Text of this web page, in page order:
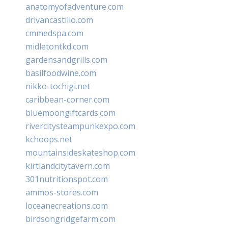
anatomyofadventure.com
drivancastillo.com
cmmedspa.com
midletontkd.com
gardensandgrills.com
basilfoodwine.com
nikko-tochigi.net
caribbean-corner.com
bluemoongiftcards.com
rivercitysteampunkexpo.com
kchoops.net
mountainsideskateshop.com
kirtlandcitytavern.com
301nutritionspot.com
ammos-stores.com
loceanecreations.com
birdsongridgefarm.com